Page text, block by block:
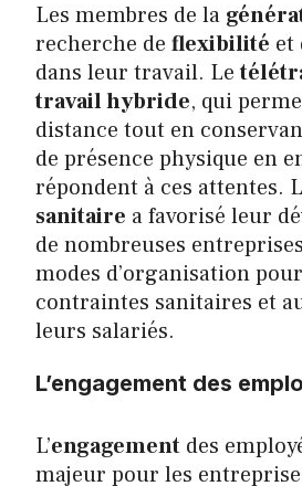
Les membres de la
recherche de flexibilité et
dans leur travail. Le
travail hybride, qui
distance tout en
de présence physique en
répondent à ces attentes.
sanitaire a favorisé leur
de nombreuses
modes d’organisation
contraintes sanitaires et
leurs salariés.
L’engagement des
L’engagement des
majeur pour les